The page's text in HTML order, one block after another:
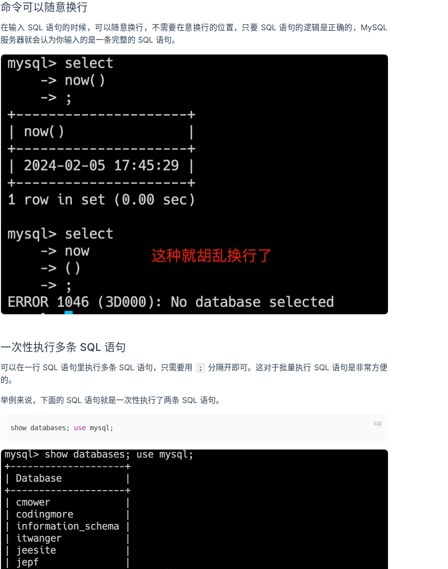
命令可以随意换行
在输入 SQL 语句的时候，可以随意换行，不需要在意换行的位置，只要 SQL 语句的逻辑是正确的，MySQL
服务器就会认为你输入的是一条完整的 SQL 语句。
一次性执行多条 SQL 语句
可以在一行 SQL 语句里执行多条 SQL 语句，只需要用 ;
分隔开即可。这对于批量执行 SQL 语句是非常方便
的。
举例来说，下面的 SQL 语句就是一次性执行了两条 SQL 语句。
show databases; use mysql;